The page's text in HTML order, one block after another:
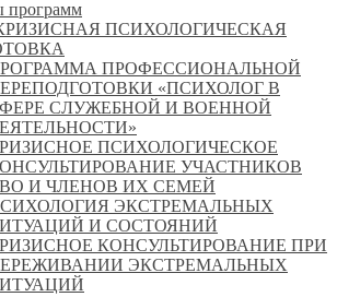
программ
ПСИХОЛОГИЧЕСКАЯ
ПРОФЕССИОНАЛЬНОЙ
«ПСИХОЛОГ В
СЛУЖЕБНОЙ И ВОЕННОЙ
ПСИХОЛОГИЧЕСКОЕ
УЧАСТНИКОВ
И ЧЛЕНОВ ИХ СЕМЕЙ
ЭКСТРЕМАЛЬНЫХ
И СОСТОЯНИЙ
КОНСУЛЬТИРОВАНИЕ ПРИ
ЭКСТРЕМАЛЬНЫХ